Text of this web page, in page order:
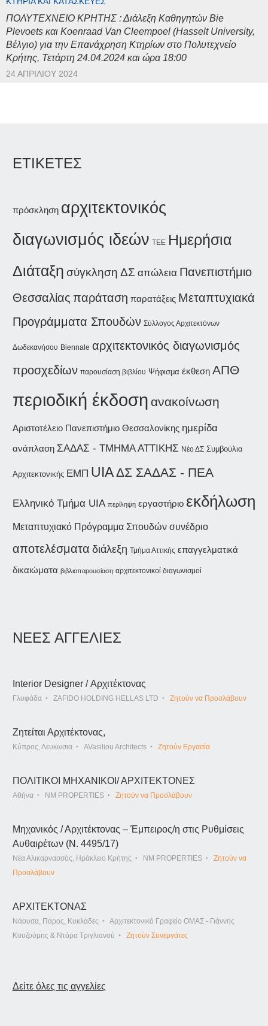
ΠΟΛΥΤΕΧΝΕΙΟ ΚΡΗΤΗΣ : Διάλεξη Καθηγητών Bie
Plevoets και Koenraad Van Cleempoel (Hasselt University,
Βέλγιο) για την Επανάχρηση Κτηρίων στο Πολυτεχνείο
Κρήτης, Τετάρτη 24.04.2024 και ώρα 18:00
24 ΑΠΡΙΛΊΟΥ 2024
ΕΤΙΚΕΤΕΣ
πρόσκληση αρχιτεκτονικός
διαγωνισμός ιδεών ΤΕΕ Ημερήσια
Διάταξη σύγκληση ΔΣ απώλεια Πανεπιστήμιο
Θεσσαλίας παράταση παρατάξεις Μεταπτυχιακά
Προγράμματα Σπουδών Σύλλογος Αρχιτεκτόνων
Δωδεκανήσου Biennale αρχιτεκτονικός διαγωνισμός
προσχεδίων παρουσίαση βιβλίου Ψήφισμα έκθεση ΑΠΘ
περιοδική έκδοση ανακοίνωση
Αριστοτέλειο Πανεπιστήμιο Θεσσαλονίκης ημερίδα
ανάπλαση ΣΑΔΑΣ - ΤΜΗΜΑ ΑΤΤΙΚΗΣ Νέο ΔΣ Συμβούλια
Αρχιτεκτονικής ΕΜΠ UIAΔΣ ΣΑΔΑΣ - ΠΕΑ
Ελληνικό Τμήμα UIA περίληψη εργαστήριο εκδήλωση
Μεταπτυχιακό Πρόγραμμα Σπουδών συνέδριο
αποτελέσματα διάλεξη Τμήμα Αττικής επαγγελματικά
δικαιώματα βιβλιοπαρουσίαση αρχιτεκτονικοί διαγωνισμοί
ΝΕΕΣ ΑΓΓΕΛΙΕΣ
Interior Designer / Αρχιτέκτονας
Γλυφάδα ZAFIDO HOLDING HELLAS LTD Ζητούν να Προσλάβουν
Ζητείται Αρχιτέκτονας,
Κύπρος, Λευκωσια AVasiliou Architects Ζητούν Εργασία
ΠΟΛΙΤΙΚΟΙ ΜΗΧΑΝΙΚΟΙ/ ΑΡΧΙΤΕΚΤΟΝΕΣ
Αθήνα NM PROPERTIES Ζητούν να Προσλάβουν
Μηχανικός / Αρχιτέκτονας – Έμπειρος/η στις Ρυθμίσεις
Αυθαιρέτων (Ν. 4495/17)
Νέα Αλικαρνασσός, Ηράκλειο Κρήτης NM PROPERTIES
Ζητούν να
Προσλάβουν
ΑΡΧΙΤΕΚΤΟΝΑΣ
Νάουσα, Πάρος, Κυκλάδες
Αρχιτεκτονικό Γραφείο ΟΜΑΣ - Γιάννης
Κουζούμης & Ντόρα Τριγλιανού
Ζητούν Συνεργάτες
Δείτε όλες τις αγγελίες